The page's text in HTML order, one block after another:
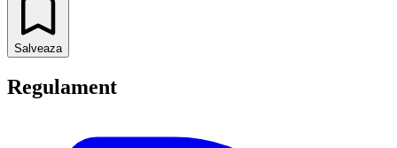
Salveaza
Regulament